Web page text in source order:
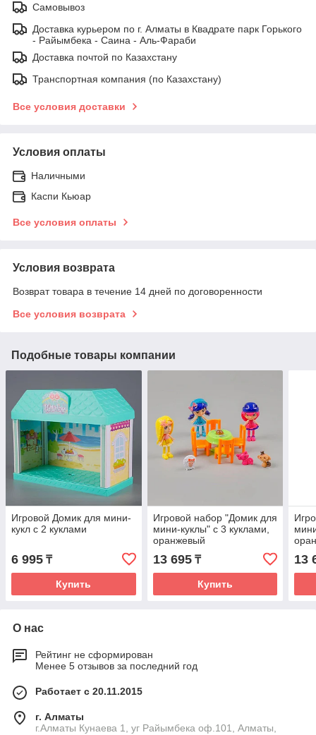
Самовывоз
Доставка курьером по г. Алматы в Квадрате парк Горького
- Райымбека - Саина - Аль-Фараби
Доставка почтой по Казахстану
Транспортная компания (по Казахстану)
Все условия доставки
Условия оплаты
Наличными
Каспи Кьюар
Все условия оплаты
Условия возврата
Возврат товара в течение 14 дней по договоренности
Все условия возврата
Подобные товары компании
Игровой Домик для мини-
кукл с 2 куклами
6 995 ₸
Купить
Игровой набор "Домик для
мини-куклы" с 3 куклами,
оранжевый
13 695₸
Купить
13
О нас
Рейтинг не сформирован
Менее 5 отзывов за последний год
Работает с 20.11.2015
г. Алматы
г.Алматы Кунаева 1, уг Райымбека оф.101, Алматы,